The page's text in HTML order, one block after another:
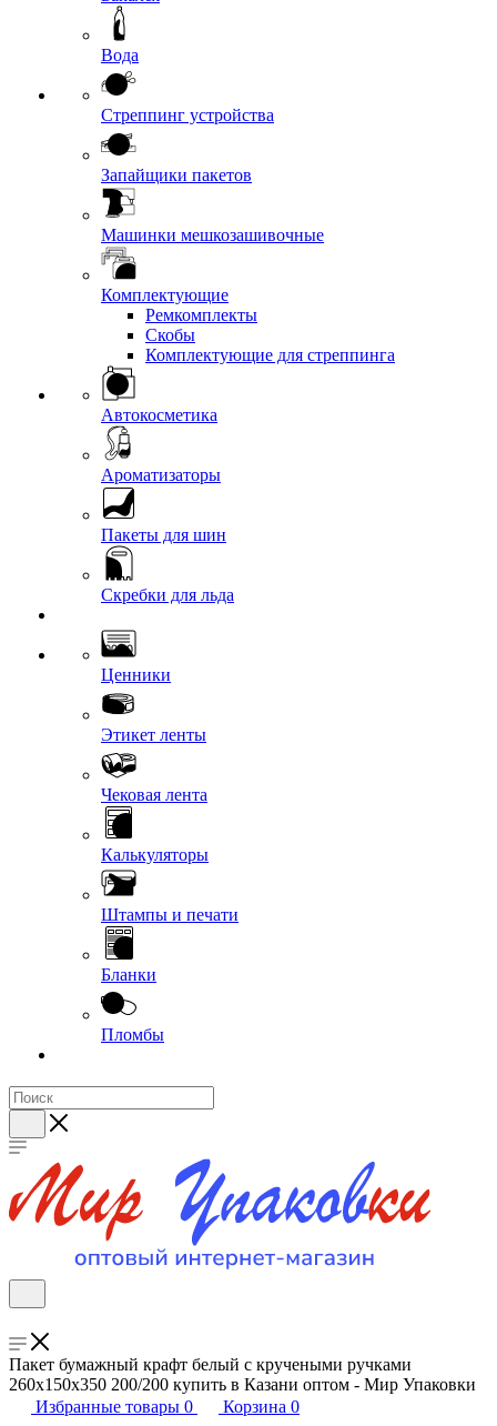
Вода
Стреппинг устройства
Запайщики пакетов
Машинки мешкозашивочные
Комплектующие
Ремкомплекты
Скобы
Комплектующие для стреппинга
Автокосметика
Ароматизаторы
Пакеты для шин
Скребки для льда
Ценники
Этикет ленты
Чековая лента
Калькуляторы
Штампы и печати
Бланки
Пломбы
Пакет бумажный крафт белый с кручеными ручками
260х150х350 200/200 купить в Казани оптом - Мир Упаковки
Избранные товары 0 Корзина 0